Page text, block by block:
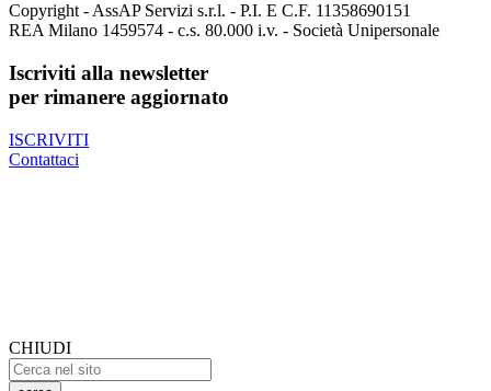
Copyright - AssAP Servizi s.r.l. - P.I. E C.F. 11358690151
REA Milano 1459574 - c.s. 80.000 i.v. - Società Unipersonale
Iscriviti alla newsletter
per rimanere aggiornato
ISCRIVITI
Contattaci
CHIUDI